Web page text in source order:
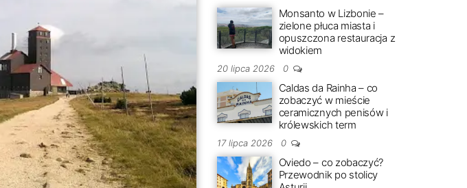
Monsanto w Lizbonie –
zielone płuca miasta i
opuszczona restauracja z
widokiem
20 lipca 2026 0
Caldas da Rainha – co
zobaczyć w mieście
ceramicznych penisów i
królewskich term
17 lipca 2026 0
Oviedo – co zobaczyć?
Przewodnik po stolicy